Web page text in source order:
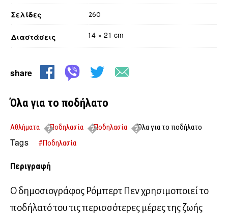
Διαστάσεις 14 × 21 cm
Σελίδες 260
share
Όλα για το ποδήλατο
Αθλήματα Ποδηλασία Ποδηλασία Όλα για το ποδήλατο
Tags #Ποδηλασία
Περιγραφή
Ο δημοσιογράφος Ρόμπερτ Πεν χρησιμοποιεί το
ποδήλατό του τις περισσότερες μέρες της ζωής